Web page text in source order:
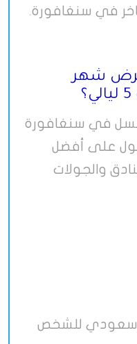
في سنغافورة.
شهر
في سنغافورة
على أفضل
والجولات
من 2939 ريال سعودي للشخص